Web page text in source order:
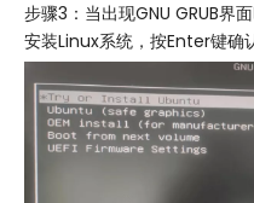
步骤3：当出现GNU GRUB
安装Linux系统，按Enter键确